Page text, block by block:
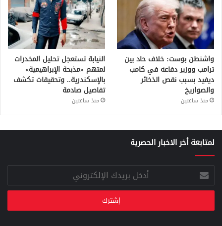
واشنطن بوست: خلاف حاد بين
ترامب ووزير دفاعه في كامب
ديفيد بسبب نقص الذخائر
والصواريخ
منذ ساعتين
النيابة تستعجل تحليل المخدرات
لمتهم «مذبحة الإبراهيمية»
بالإسكندرية.. وتحقيقات تكشف
تفاصيل صادمة
منذ ساعتين
لمتابعة أخر الاخبار الحصرية
أدخل
بريدك
الإلكتروني